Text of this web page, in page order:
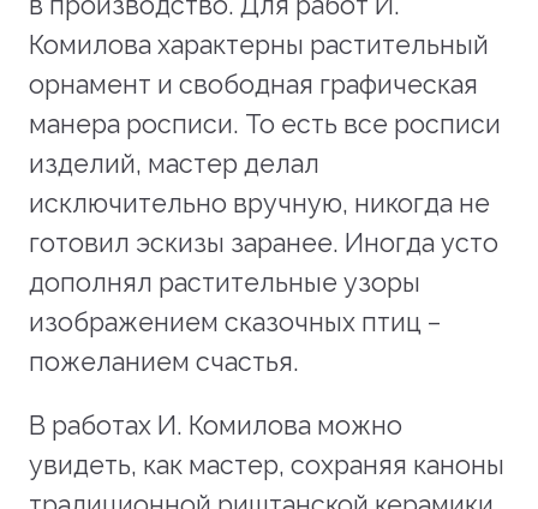
Комилова характерны растительный
орнамент и свободная графическая
манера росписи. То есть все росписи
изделий, мастер делал
исключительно вручную, никогда не
готовил эскизы заранее. Иногда усто
дополнял растительные узоры
изображением сказочных птиц –
пожеланием счастья.
В работах И. Комилова можно
увидеть, как мастер, сохраняя каноны